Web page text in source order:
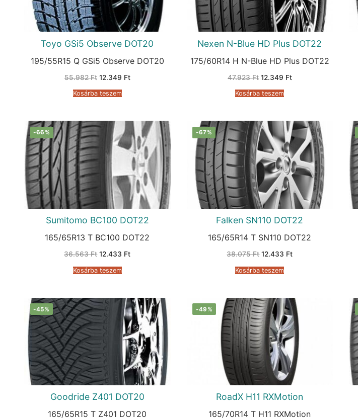
Toyo GSi5 Observe DOT20
195/55R15 Q GSi5 Observe DOT20
55.982Ft Original
was:
55.982 Ft.
12.349 FtCurrent
Kosárba teszem
Nexen N-Blue HD Plus DOT22
175/60R14 H N-Blue HD Plus DOT22
47.923Ft Original
was:
47.923 Ft.
12.349 FtCurrent
Kosárba teszem
-66%
Sumitomo BC100 DOT22
165/65R13 T BC100 DOT22
36.563Ft Original
was:
36.563 Ft.
12.433 FtCurrent
Kosárba teszem
-67%
Falken SN110 DOT22
165/65R14 T SN110 DOT22
38.075Ft Original
was:
38.075 Ft.
12.433 FtCurrent
Kosárba teszem
-45%
Goodride Z401 DOT20
165/65R15 T Z401 DOT20
-49%
RoadX H11 RXMotion
165/70R14 T H11 RXMotion